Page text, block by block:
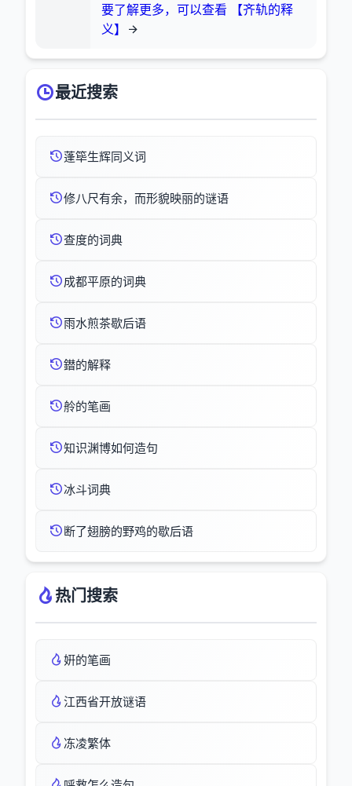
要了解更多，可以查看 【齐轨的释
义】
最近搜索
蓬筚生辉同义词
修八尺有余，而形貌映丽的谜语
查度的词典
成都平原的词典
雨水煎茶歇后语
鐟的解释
舲的笔画
知识渊博如何造句
冰斗词典
断了翅膀的野鸡的歇后语
热门搜索
姸的笔画
江西省开放谜语
冻凌繁体